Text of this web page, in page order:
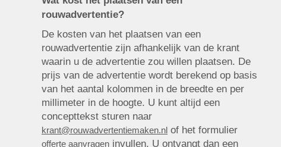
rouwadvertentie?
De kosten van het plaatsen van een
rouwadvertentie zijn afhankelijk van de krant
waarin u de advertentie zou willen plaatsen. De
prijs van de advertentie wordt berekend op basis
van het aantal kolommen in de breedte en per
millimeter in de hoogte. U kunt altijd een
concepttekst sturen naar
krant@rouwadvertentiemaken.nl of het formulier
offerte aanvragen invullen. U ontvangt dan een